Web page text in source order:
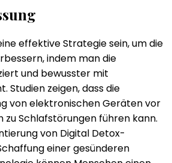
effektive Strategie sein, um die
indem man die
und bewusster mit
Studien zeigen, dass die
von elektronischen Geräten vor
zu Schlafstörungen führen kann.
von Digital Detox-
einer gesünderen